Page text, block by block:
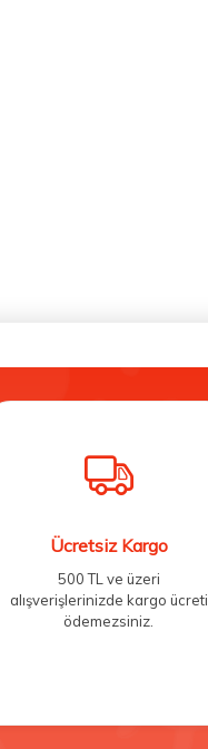
Ücretsiz Kargo
500 TL ve üzeri
alışverişlerinizde kargo ücreti
ödemezsiniz.